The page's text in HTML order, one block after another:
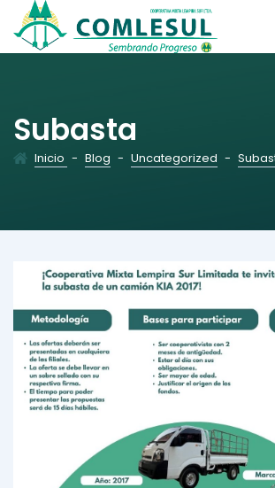
Subasta
Inicio - Blog - Uncategorized -